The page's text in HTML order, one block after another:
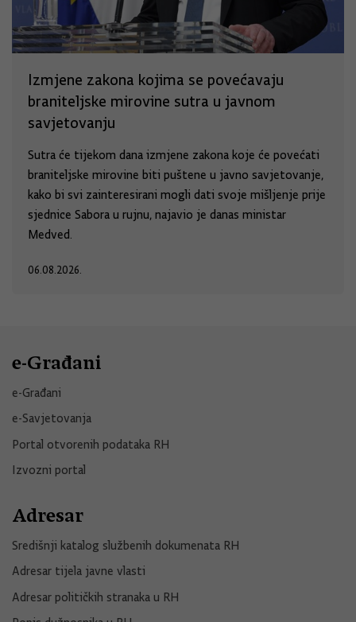
Izmjene zakona kojima se povećavaju
braniteljske mirovine sutra u javnom
savjetovanju
Sutra će tijekom dana izmjene zakona koje će povećati
braniteljske mirovine biti puštene u javno savjetovanje,
kako bi svi zainteresirani mogli dati svoje mišljenje prije
sjednice Sabora u rujnu, najavio je danas ministar
Medved.
06.08.2026.
e-Građani
e-Građani
e-Savjetovanja
Portal otvorenih podataka RH
Izvozni portal
Adresar
Središnji katalog službenih dokumenata RH
Adresar tijela javne vlasti
Adresar političkih stranaka u RH